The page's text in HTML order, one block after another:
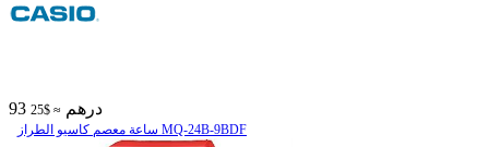
93 درهم ≈ $25
ساعة معصم کاسیو الطراز MQ-24B-9BDF